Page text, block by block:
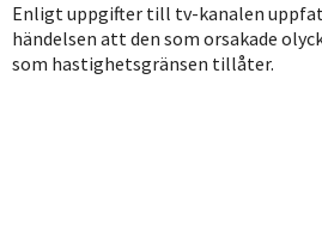
Enligt uppgifter till tv-kanalen
händelsen att den som orsakade
som hastighetsgränsen tillåter.